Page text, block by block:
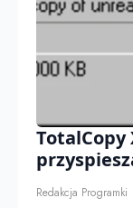
TotalCopy
Redakcja Programki